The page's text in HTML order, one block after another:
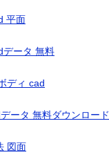
平面
データ 無料
ディ cad
ータ 無料ダウンロード
図面